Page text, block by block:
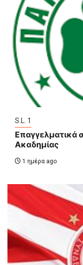
S.L. 1
Επαγγελματικά
Ακαδημίας
1 ημέρα ago